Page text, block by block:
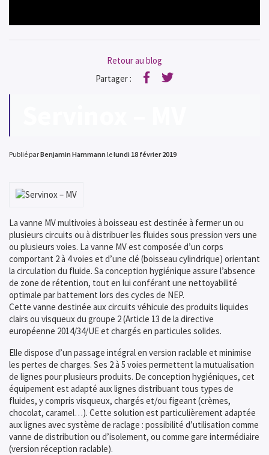
Retour au blog
Partager :
Facebook
Publié parBenjamin Hammann lelundi 18 février 2019
La vanne MV multivoies à boisseau est destinée à fermer un ou
plusieurs circuits ou à distribuer les fluides sous pression vers une
ou plusieurs voies. La vanne MV est composée d’un corps
comportant 2 à 4 voies et d’une clé (boisseau cylindrique) orientant
la circulation du fluide. Sa conception hygiénique assure l’absence
de zone de rétention, tout en lui conférant une nettoyabilité
optimale par battement lors des cycles de NEP.
Cette vanne destinée aux circuits véhicule des produits liquides
clairs ou visqueux du groupe 2 (Article 13 de la directive
européenne 2014/34/UE et chargés en particules solides.
Elle dispose d’un passage intégral en version raclable et minimise
les pertes de charges. Ses 2 à 5 voies permettent la mutualisation
de lignes pour plusieurs produits. De conception hygiéniques, cet
équipement est adapté aux lignes distribuant tous types de
fluides, y compris visqueux, chargés et/ou figeant (crèmes,
chocolat, caramel…). Cette solution est particulièrement adaptée
aux lignes avec système de raclage : possibilité d’utilisation comme
vanne de distribution ou d’isolement, ou comme gare intermédiaire
(version réception raclable).